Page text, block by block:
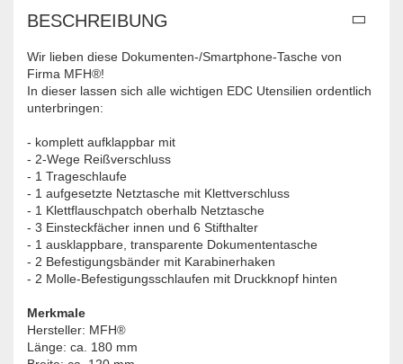
BESCHREIBUNG
Wir lieben diese Dokumenten-/Smartphone-Tasche von
Firma MFH®!
In dieser lassen sich alle wichtigen EDC Utensilien ordentlich
unterbringen:
- komplett aufklappbar mit
- 2-Wege Reißverschluss
- 1 Trageschlaufe
- 1 aufgesetzte Netztasche mit Klettverschluss
- 1 Klettflauschpatch oberhalb Netztasche
- 3 Einsteckfächer innen und 6 Stifthalter
- 1 ausklappbare, transparente Dokumententasche
- 2 Befestigungsbänder mit Karabinerhaken
- 2 Molle-Befestigungsschlaufen mit Druckknopf hinten
Merkmale
Hersteller: MFH®
Länge: ca. 180 mm